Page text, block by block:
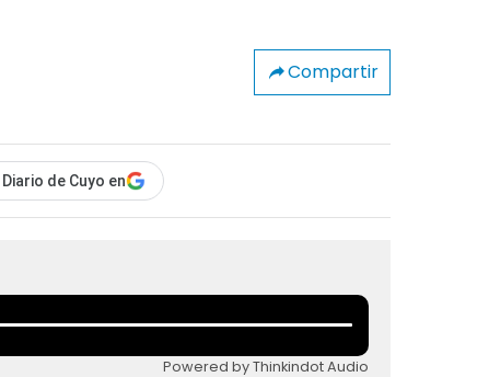
Compartir
de Cuyo en
Powered by Thinkindot Audio